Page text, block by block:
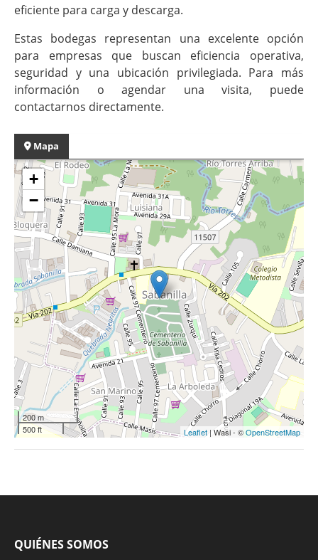
eficiente para carga y descarga.
Estas bodegas representan una excelente opción
para empresas que buscan eficiencia operativa,
seguridad y una ubicación privilegiada. Para más
información o agendar una visita, puede
contactarnos directamente.
Mapa
+
−
200 m
500 ft
Leaflet | Wasi - ©OpenStreetMap
QUIÉNES SOMOS